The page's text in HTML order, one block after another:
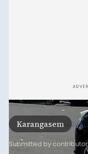
Karangasem
Submitted by contributor